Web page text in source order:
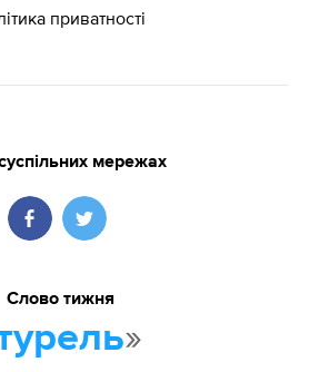
приватності
мережах
Слово тижня
»